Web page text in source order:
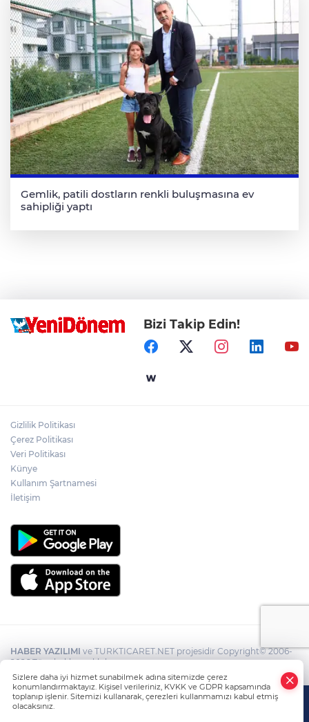
Gemlik, patili dostların renkli buluşmasına ev
sahipliği yaptı
Bizi Takip Edin!
Gizlilik Politikası
Çerez Politikası
Veri Politikası
Künye
Kullanım Şartnamesi
İletişim
HABER YAZILIMI ve TURKTICARET.NET projesidir Copyright© 2006-
2026 Tüm hakları saklıdır.
Sizlere daha iyi hizmet sunabilmek adına sitemizde çerez
konumlandırmaktayız. Kişisel verileriniz, KVKK ve GDPR kapsamında
toplanıp işlenir. Sitemizi kullanarak, çerezleri kullanmamızı kabul etmiş
olacaksınız.